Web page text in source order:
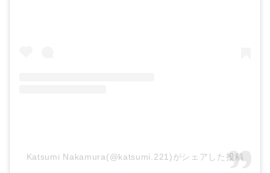
Katsumi Nakamura(@katsumi.221)がシェアした投稿